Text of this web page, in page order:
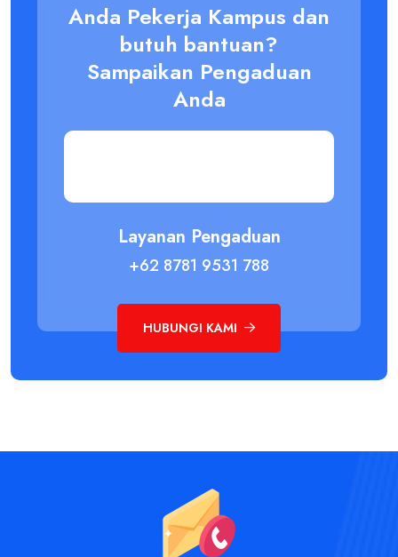
Anda Pekerja Kampus dan
butuh bantuan?
Sampaikan Pengaduan
Anda
Layanan Pengaduan
+62 8781 9531 788
HUBUNGI KAMI